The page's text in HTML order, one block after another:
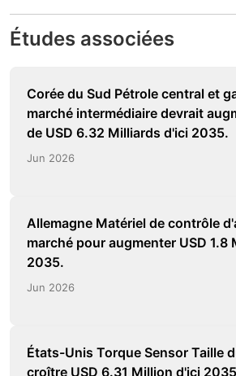
Études associées
Corée du Sud Pétrole central et
marché intermédiaire devrait
de USD 6.32 Milliards d'ici 2035.
Jun 2026
Allemagne Matériel de contrôle
marché pour augmenter USD 1.8
2035.
Jun 2026
États-Unis Torque Sensor Taille
croître USD 6.31 Million d'ici